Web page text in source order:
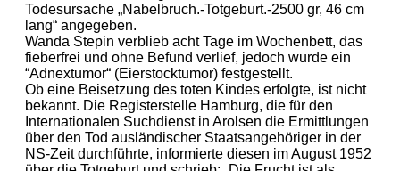
Todesursache „Nabelbruch.-Totgeburt.-2500 gr, 46 cm
lang“ angegeben.
Wanda Stepin verblieb acht Tage im Wochenbett, das
fieberfrei und ohne Befund verlief, jedoch wurde ein
“Adnextumor“ (Eierstocktumor) festgestellt.
Ob eine Beisetzung des toten Kindes erfolgte, ist nicht
bekannt. Die Registerstelle Hamburg, die für den
Internationalen Suchdienst in Arolsen die Ermittlungen
über den Tod ausländischer Staatsangehöriger in der
NS-Zeit durchführte, informierte diesen im August 1952